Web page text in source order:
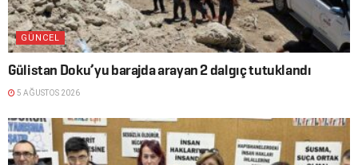
GÜNCEL
Gülistan Doku’yu barajda arayan 2 dalgıç tutuklandı
5 AĞUSTOS 2026